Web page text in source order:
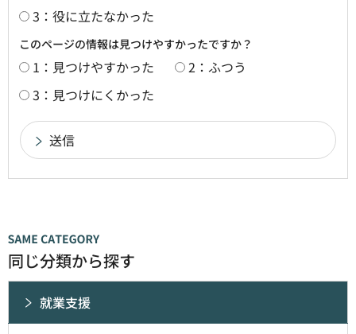
3：役に立たなかった
このページの情報は見つけやすかったですか？
1：見つけやすかった
2：ふつう
3：見つけにくかった
同じ分類から探す
就業支援